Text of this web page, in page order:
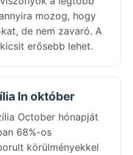
mozog, hogy
de nem zavaró. A
erősebb lehet.
In október
October hónapját
68%-os
körülményekkel